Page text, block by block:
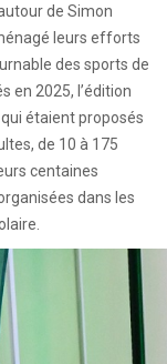
de Simon
leurs efforts
des sports de
en 2025, l’édition
étaient proposés
de 10 à 175
centaines
dans les